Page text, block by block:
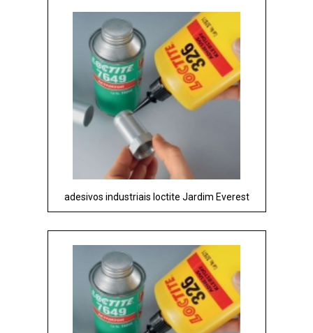
adesivos industriais loctite Jardim Everest